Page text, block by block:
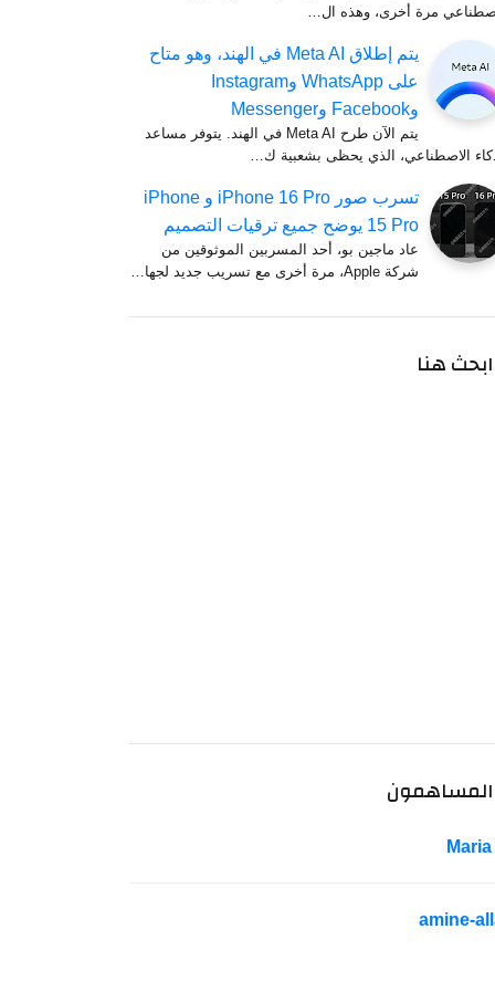
مرة أخرى، وهذه ال…
يتم إطلاق Meta AI في الهند، وهو متاح
على WhatsApp وInstagram
وFacebook وMessenger
يتم الآن طرح Meta AI في الهند. يتوفر مساعد
الاصطناعي، الذي يحظى بشعبية ك…
تسرب صور iPhone 16 Pro و iPhone
15 Pro يوضح جميع ترقيات التصميم
عاد ماجين بو، أحد المسربين الموثوقين من
شركة Apple، مرة أخرى مع تسريب جديد لجها…
ابحث هنا
المساهمون
amine-